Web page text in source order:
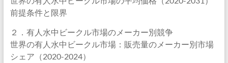
前提条件と限界
２．有人水中ビークル市場のメーカー別競争
世界の有人水中ビークル市場：販売量のメーカー別市場
シェア（2020-2024）